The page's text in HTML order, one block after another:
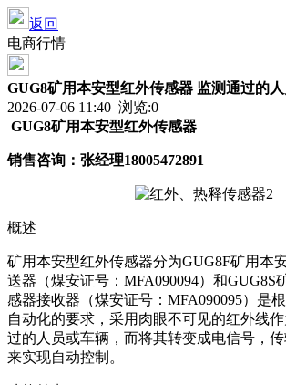
返回
电商行情
GUG8矿用本安型红外传感器 监测通过的
2026-07-06 11:40 浏览:0
GUG8矿用本安型红外传感器
销售咨询：张经理18005472891
概述
矿用本安型红外传感器分为GUG8F矿用本
送器（煤安证号：MFA090094）和GUG8S
感器接收器（煤安证号：MFA090095）是
自动化的要求，采用肉眼不可见的红外线
过的人员或车辆，而将其转变成电信号，
来实现自动控制。